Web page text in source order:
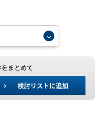
まとめて
検討リストに追加